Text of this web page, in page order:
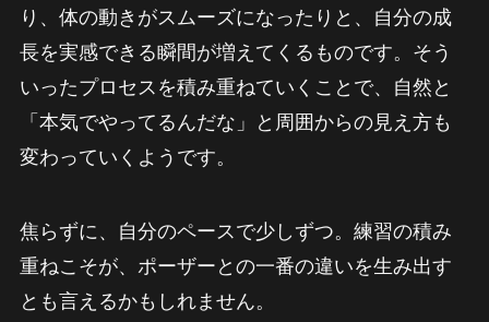
り、体の動きがスムーズになったりと、自分の成
長を実感できる瞬間が増えてくるものです。そう
いったプロセスを積み重ねていくことで、自然と
「本気でやってるんだな」と周囲からの見え方も
変わっていくようです。
焦らずに、自分のペースで少しずつ。練習の積み
重ねこそが、ポーザーとの一番の違いを生み出す
とも言えるかもしれません。